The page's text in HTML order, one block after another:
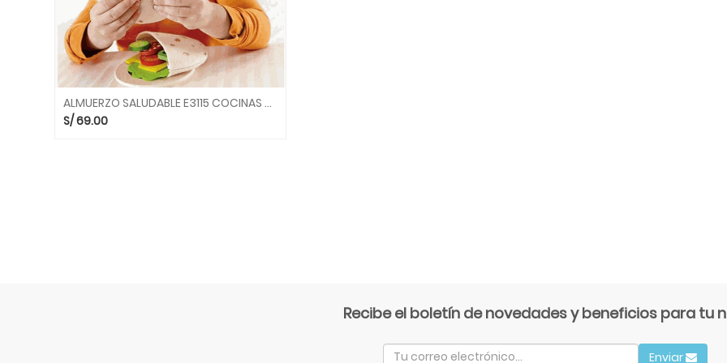
ALMUERZO SALUDABLE E3115 COCINAS HAPE
S/69.00
Recibe el boletín de novedades y beneficios para tu
Enviar